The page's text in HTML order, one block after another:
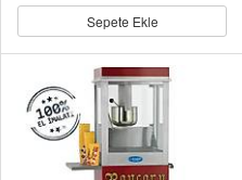
Sepete Ekle